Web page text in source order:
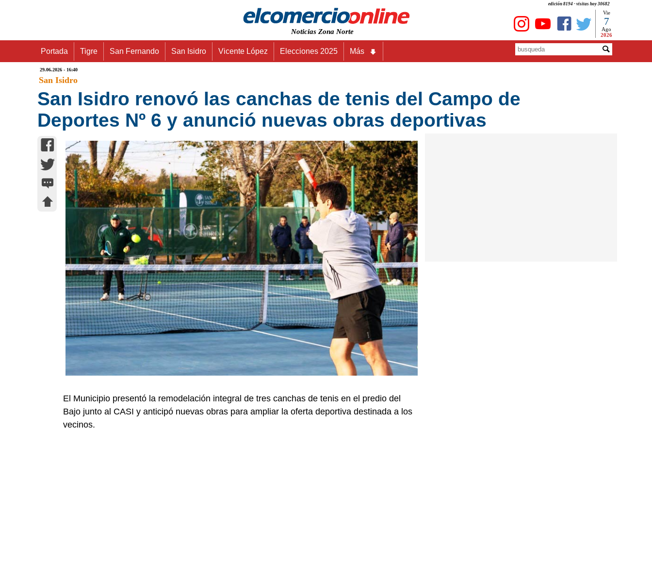
edición 8194 - visitas hoy 30682
Noticias Zona Norte
Vie
7
Ago
2026
Portada Tigre San Fernando San Isidro Vicente López Elecciones 2025 Más
29.06.2026 - 16:40
San Isidro
San Isidro renovó las canchas de tenis del Campo de
Deportes Nº 6 y anunció nuevas obras deportivas
El Municipio presentó la remodelación integral de tres canchas de tenis en el predio del
Bajo junto al CASI y anticipó nuevas obras para ampliar la oferta deportiva destinada a los
vecinos.